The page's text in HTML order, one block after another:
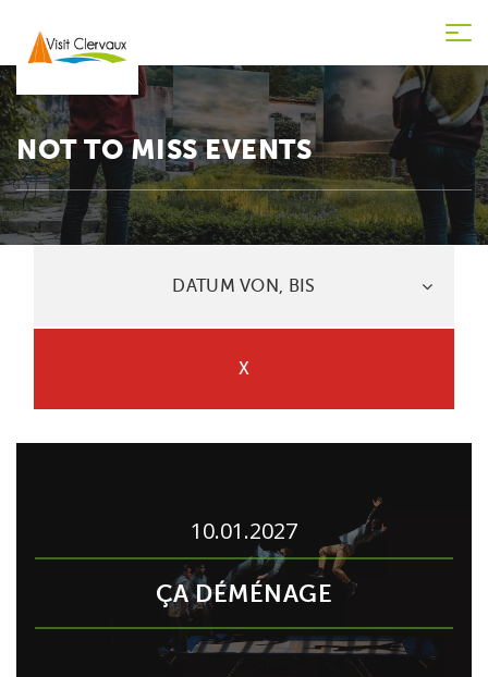
NOT TO MISS EVENTS
DATUM VON, BIS
X
10.01.2027
ÇA DÉMÉNAGE